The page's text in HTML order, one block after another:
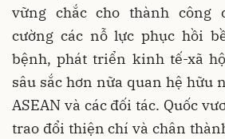
vững chắc cho thành công
cường các nỗ lực phục hồi
bệnh, phát triển kinh tế-xã
sâu sắc hơn nữa quan hệ hữu
ASEAN và các đối tác. Quốc
trao đổi thiện chí và chân